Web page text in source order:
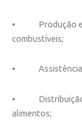
• Produção e
combustíveis;
• Assistência
• Distribuição e
alimentos;